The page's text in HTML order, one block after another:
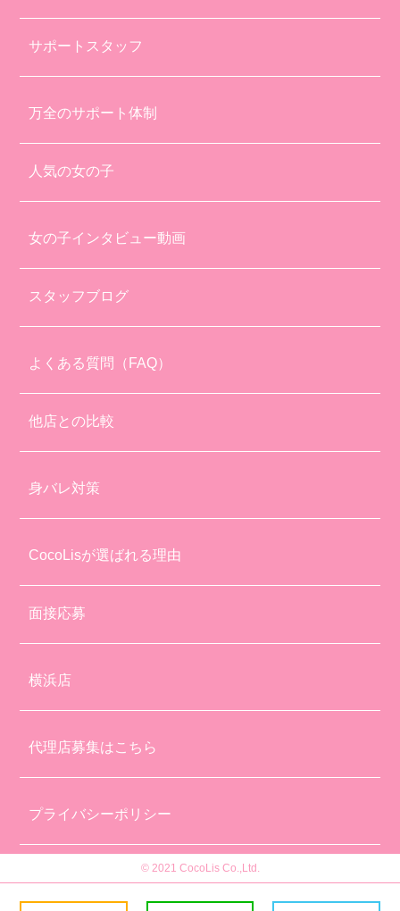
サポートスタッフ
万全のサポート体制
人気の女の子
女の子インタビュー動画
スタッフブログ
よくある質問（FAQ）
他店との比較
身バレ対策
CocoLisが選ばれる理由
面接応募
横浜店
代理店募集はこちら
プライバシーポリシー
© 2021 CocoLis Co.,Ltd.